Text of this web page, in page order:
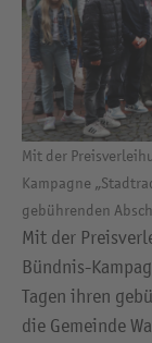
Mit der
Kampagne
gebührenden
Mit der
Bündnis-
Tagen ihren
die Gemeinde